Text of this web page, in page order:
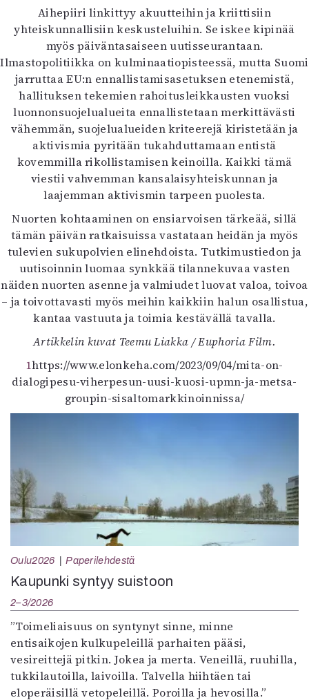
Aihepiiri linkittyy akuutteihin ja kriittisiin
yhteiskunnallisiin keskusteluihin. Se iskee kipinää
myös päiväntasaiseen uutisseurantaan.
Ilmastopolitiikka on kulminaatiopisteessä, mutta Suomi
jarruttaa EU:n ennallistamisasetuksen etenemistä,
hallituksen tekemien rahoitusleikkausten vuoksi
luonnonsuojelualueita ennallistetaan merkittävästi
vähemmän, suojelualueiden kriteerejä kiristetään ja
aktivismia pyritään tukahduttamaan entistä
kovemmilla rikollistamisen keinoilla. Kaikki tämä
viestii vahvemman kansalaisyhteiskunnan ja
laajemman aktivismin tarpeen puolesta.
Nuorten kohtaaminen on ensiarvoisen tärkeää, sillä
tämän päivän ratkaisuissa vastataan heidän ja myös
tulevien sukupolvien elinehdoista. Tutkimustiedon ja
uutisoinnin luomaa synkkää tilannekuvaa vasten
näiden nuorten asenne ja valmiudet luovat valoa, toivoa
– ja toivottavasti myös meihin kaikkiin halun osallistua,
kantaa vastuuta ja toimia kestävällä tavalla.
Artikkelin kuvat Teemu Liakka / Euphoria Film.
1https://www.elonkeha.com/2023/09/04/mita-on-
dialogipesu-viherpesun-uusi-kuosi-upmn-ja-metsa-
groupin-sisaltomarkkinoinnissa/
Oulu2026 Paperilehdestä
Kaupunki syntyy suistoon
2–3/2026
”Toimeliaisuus on syntynyt sinne, minne
entisaikojen kulkupeleillä parhaiten pääsi,
vesireittejä pitkin. Jokea ja merta. Veneillä, ruuhilla,
tukkilautoilla, laivoilla. Talvella hiihtäen tai
eloperäisillä vetopeleillä. Poroilla ja hevosilla.”